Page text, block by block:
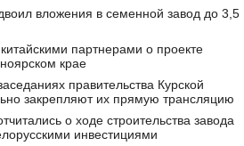
вложения в семенной завод до 3,5
партнерами о проекте
крае
правительства Курской
закрепляют их прямую трансляцию
о ходе строительства завода
инвестициями